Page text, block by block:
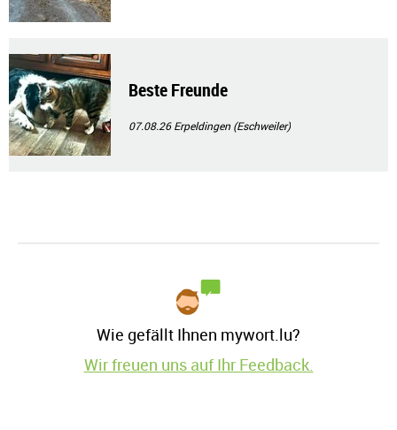
Beste Freunde
07.08.26Erpeldingen (Eschweiler)
Wie gefällt Ihnen mywort.lu?
Wir freuen uns auf Ihr Feedback.